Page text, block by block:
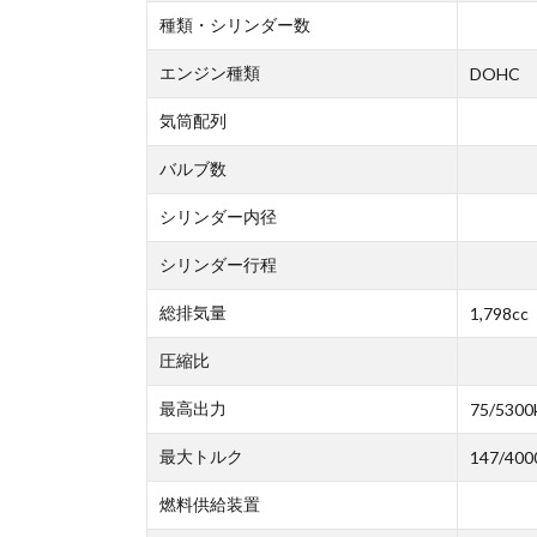
種類・シリンダー数
エンジン種類 DOHC
気筒配列
バルブ数
シリンダー内径
シリンダー行程
総排気量 1,798cc
圧縮比
最高出力 75/
最大トルク 147/
燃料供給装置